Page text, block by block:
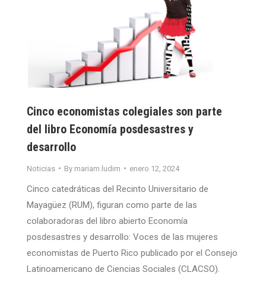
Cinco economistas colegiales son parte
del libro Economía posdesastres y
desarrollo
Noticias By mariam.ludim enero 12, 2024
Cinco catedráticas del Recinto Universitario de
Mayagüez (RUM), figuran como parte de las
colaboradoras del libro abierto Economía
posdesastres y desarrollo: Voces de las mujeres
economistas de Puerto Rico publicado por el Consejo
Latinoamericano de Ciencias Sociales (CLACSO).